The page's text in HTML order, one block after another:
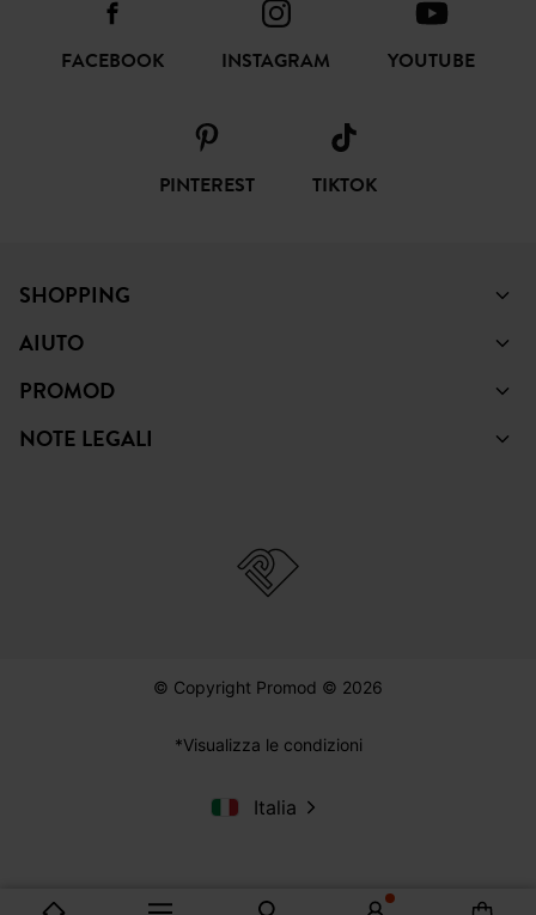
FACEBOOK INSTAGRAM YOUTUBE
PINTEREST TIKTOK
SHOPPING
AIUTO
PROMOD
NOTE LEGALI
© Copyright Promod © 2026
*Visualizza le condizioni
Italia